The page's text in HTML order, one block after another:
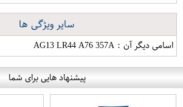
سایر ویژگی ها
اسامی دیگر آن : AG13 LR44 A76 357A
پیشنهاد هایی برای شما